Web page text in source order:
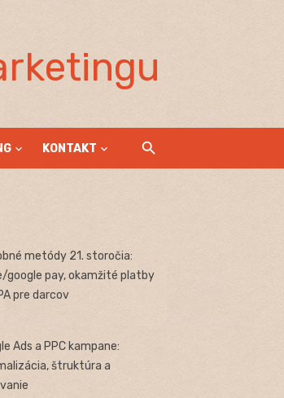
KONTAKT
metódy 21. storočia:
google pay, okamžité platby
pre darcov
Ads a PPC kampane:
štruktúra a